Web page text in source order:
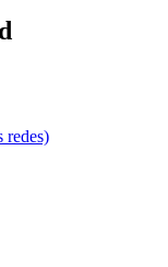
redes)